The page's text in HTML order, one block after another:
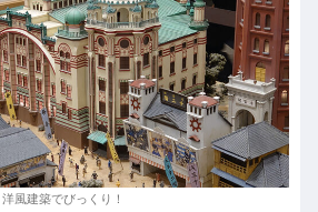
風建築でびっくり！